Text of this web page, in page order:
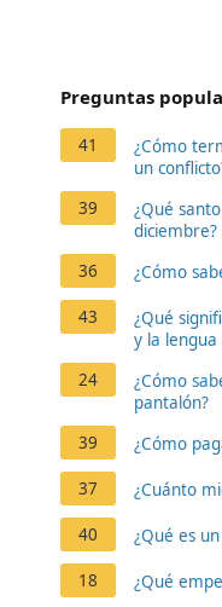
Preguntas
41
¿Cómo
un
39
¿Qué
diciembre?
36
¿Cómo
43
¿Qué
y la
24
¿Cómo
pantalón?
39
¿Cómo
37 ¿Cuánto
40 ¿Qué es
18 ¿Qué